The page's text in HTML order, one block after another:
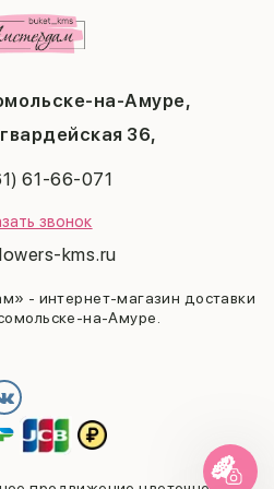
на-Амуре,
36,
61-66-071
звонок
kms.ru
- интернет-магазин доставки
на-Амуре.
рекламы